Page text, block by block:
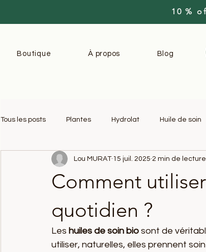
10 %
Boutique À propos Blog
Tous les posts Plantes Hydrolat Huile de soin
Teinture-mère Confort féminin
Comment
quotidien ?
Lou MURAT 15 juil. 2025 2 min de lecture
Les huiles de soin bio sont de
utiliser, naturelles, elles prennent